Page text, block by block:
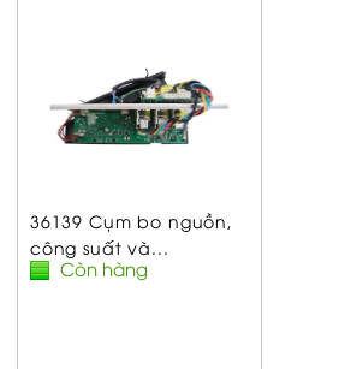
36139 Cụm bo nguồn,
công suất và...
Còn hàng